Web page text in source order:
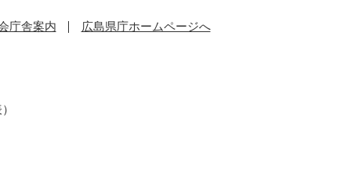
庁舎案内 広島県庁ホームページへ